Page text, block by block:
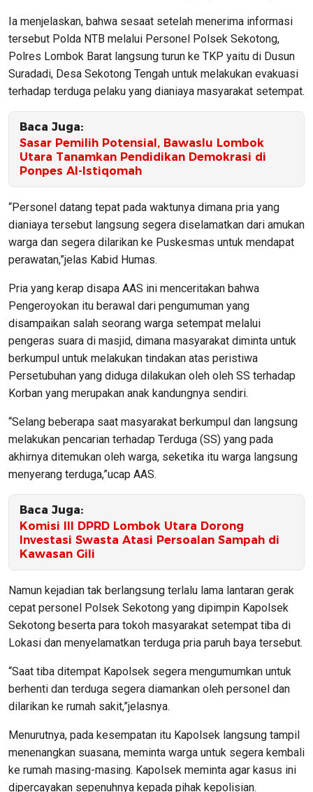
Ia menjelaskan, bahwa sesaat setelah menerima informasi
tersebut Polda NTB melalui Personel Polsek Sekotong,
Polres Lombok Barat langsung turun ke TKP yaitu di Dusun
Suradadi, Desa Sekotong Tengah untuk melakukan evakuasi
terhadap terduga pelaku yang dianiaya masyarakat setempat.
Baca Juga:
Sasar Pemilih Potensial, Bawaslu Lombok
Utara Tanamkan Pendidikan Demokrasi di
Ponpes Al-Istiqomah
“Personel datang tepat pada waktunya dimana pria yang
dianiaya tersebut langsung segera diselamatkan dari amukan
warga dan segera dilarikan ke Puskesmas untuk mendapat
perawatan,”jelas Kabid Humas.
Pria yang kerap disapa AAS ini menceritakan bahwa
Pengeroyokan itu berawal dari pengumuman yang
disampaikan salah seorang warga setempat melalui
pengeras suara di masjid, dimana masyarakat diminta untuk
berkumpul untuk melakukan tindakan atas peristiwa
Persetubuhan yang diduga dilakukan oleh oleh SS terhadap
Korban yang merupakan anak kandungnya sendiri.
“Selang beberapa saat masyarakat berkumpul dan langsung
melakukan pencarian terhadap Terduga (SS) yang pada
akhirnya ditemukan oleh warga, seketika itu warga langsung
menyerang terduga,”ucap AAS.
Baca Juga:
Komisi III DPRD Lombok Utara Dorong
Investasi Swasta Atasi Persoalan Sampah di
Kawasan Gili
Namun kejadian tak berlangsung terlalu lama lantaran gerak
cepat personel Polsek Sekotong yang dipimpin Kapolsek
Sekotong beserta para tokoh masyarakat setempat tiba di
Lokasi dan menyelamatkan terduga pria paruh baya tersebut.
“Saat tiba ditempat Kapolsek segera mengumumkan untuk
berhenti dan terduga segera diamankan oleh personel dan
dilarikan ke rumah sakit,”jelasnya.
Menurutnya, pada kesempatan itu Kapolsek langsung tampil
menenangkan suasana, meminta warga untuk segera kembali
ke rumah masing-masing. Kapolsek meminta agar kasus ini
dipercayakan sepenuhnya kepada pihak kepolisian.